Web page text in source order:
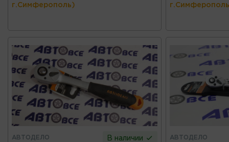
г.Симферополь)
АВТОДЕЛО В наличии АВТОДЕЛО